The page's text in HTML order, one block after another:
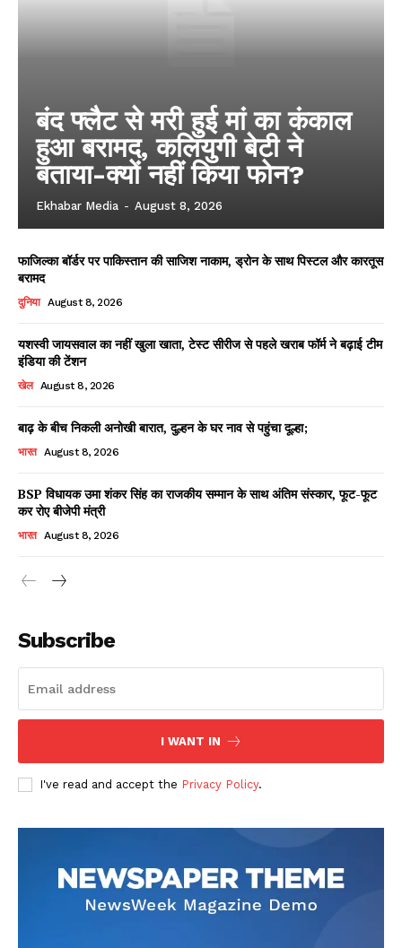
SUBSCRIBE NOW
बंद फ्लैट से मरी हुई मां का कंकाल
हुआ बरामद, कलियुगी बेटी ने
बताया-क्यों नहीं किया फोन?
Ekhabar Media - August 8, 2026
फाजिल्का बॉर्डर पर पाकिस्तान की साजिश नाकाम, ड्रोन के साथ पिस्टल और कारतूस
बरामद
दुनिया August 8, 2026
यशस्वी जायसवाल का नहीं खुला खाता, टेस्ट सीरीज से पहले खराब फॉर्म ने बढ़ाई टीम
इंडिया की टेंशन
खेल August 8, 2026
बाढ़ के बीच निकली अनोखी बारात, दुल्हन के घर नाव से पहुंचा दूल्हा;
भारत August 8, 2026
BSP विधायक उमा शंकर सिंह का राजकीय सम्मान के साथ अंतिम संस्कार, फूट-फूट
कर रोए बीजेपी मंत्री
भारत August 8, 2026
Subscribe
I WANT IN
I've read and accept the Privacy Policy.